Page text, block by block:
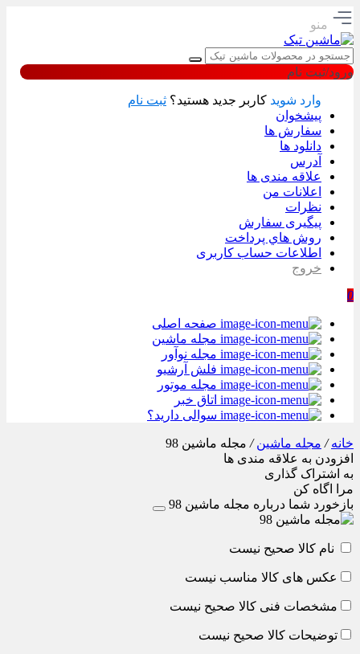
منو
ورود/ثبت نام
وارد شوید کاربر جدید هستید؟ ثبت نام
پیشخوان
سفارش ها
دانلود ها
آدرس
علاقه مندی ها
اعلانات من
نظرات
پیگیری سفارش
روش هاي پرداخت
اطلاعات حساب كاربری
خروج
0
صفحه اصلی
مجله ماشین
مجله نوآور
فلش آرشیو
مجله موتور
اتاق خبر
سوالی دارید؟
خانه/ مجله ماشین/ مجله ماشین 98
افزودن به علاقه مندی ها
به اشتراک گذاری
مرا اگاه کن
بازخورد شما درباره مجله ماشین 98
نام کالا صحیح نیست
عکس های کالا مناسب نیست
مشخصات فنی کالا صحیح نیست
توضیحات کالا صحیح نیست